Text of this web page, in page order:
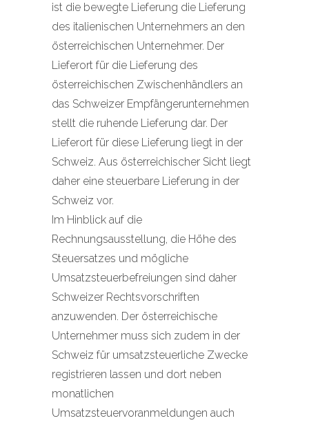
ist die bewegte Lieferung die Lieferung
des italienischen Unternehmers an den
österreichischen Unternehmer. Der
Lieferort für die Lieferung des
österreichischen Zwischenhändlers an
das Schweizer Empfängerunternehmen
stellt die ruhende Lieferung dar. Der
Lieferort für diese Lieferung liegt in der
Schweiz. Aus österreichischer Sicht liegt
daher eine steuerbare Lieferung in der
Schweiz vor.
Im Hinblick auf die
Rechnungsausstellung, die Höhe des
Steuersatzes und mögliche
Umsatzsteuerbefreiungen sind daher
Schweizer Rechtsvorschriften
anzuwenden. Der österreichische
Unternehmer muss sich zudem in der
Schweiz für umsatzsteuerliche Zwecke
registrieren lassen und dort neben
monatlichen
Umsatzsteuervoranmeldungen auch